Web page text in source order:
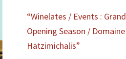
“Winelates / Events : Grand
Opening Season / Domaine
Hatzimichalis”